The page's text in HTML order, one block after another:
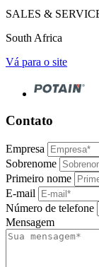
SALES &
South Africa
Vá para o site
Contato
Empresa
Sobrenome
Primeiro nome
E-mail
Número de telefone
Mensagem